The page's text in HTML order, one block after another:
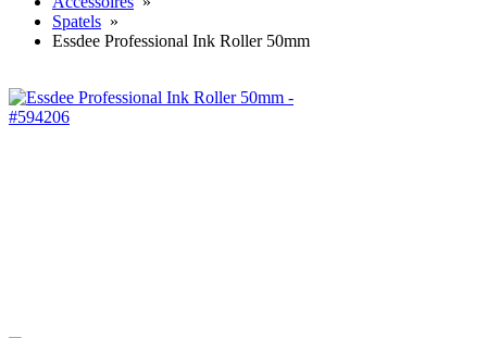
Spatels »
Essdee Professional Ink Roller 50mm